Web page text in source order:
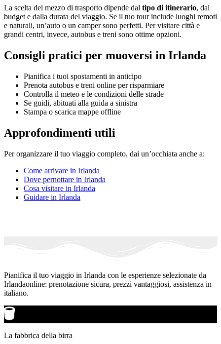
La scelta del mezzo di trasporto dipende dal tipo di itinerario, dal
budget e dalla durata del viaggio. Se il tuo tour include luoghi remoti
e naturali, un’auto o un camper sono perfetti. Per visitare città e
grandi centri, invece, autobus e treni sono ottime opzioni.
Consigli pratici per muoversi in Irlanda
Pianifica i tuoi spostamenti in anticipo
Prenota autobus e treni online per risparmiare
Controlla il meteo e le condizioni delle strade
Se guidi, abituati alla guida a sinistra
Stampa o scarica mappe offline
Approfondimenti utili
Per organizzare il tuo viaggio completo, dai un’occhiata anche a:
Come arrivare in Irlanda
Dove pernottare in Irlanda
Cosa visitare in Irlanda
Guidare in Irlanda
Pianifica il tuo viaggio in Irlanda con le esperienze selezionate da
Irlandaonline: prenotazione sicura, prezzi vantaggiosi, assistenza in
italiano.
La fabbrica della birra